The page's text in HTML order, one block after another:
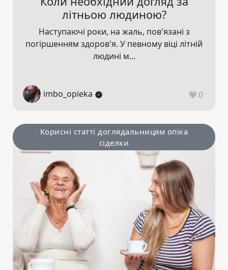
літньою людиною?
Наступаючі роки, на жаль, пов'язані з
погіршенням здоров'я. У певному віці літній
людині м...
imbo_opieka 0
Корисні статті доглядальницям опіка
сіделки